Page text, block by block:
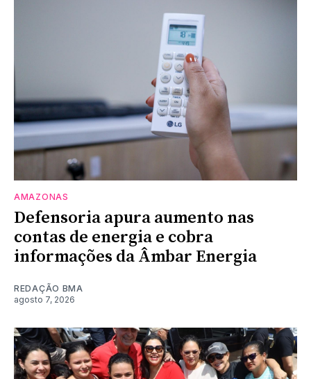
AMAZONAS
Defensoria apura aumento nas
contas de energia e cobra
informações da Âmbar Energia
REDAÇÃO BMA
agosto 7, 2026